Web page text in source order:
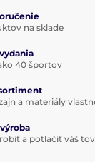
na sklade
40 športov
a materiály
a potlačiť váš